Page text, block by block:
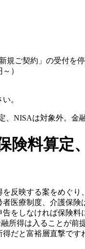
ご契約」の受付を停
）
。
NISAは対象外。金
料算定
反映する案をめぐ
医療制度、介護保険
をしなければ保険料
得は入ることが前
だと富裕層直撃です